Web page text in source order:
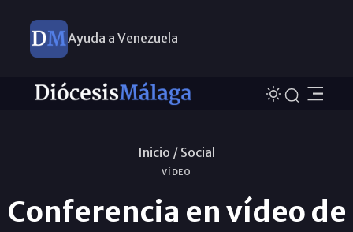
Ayuda a Venezuela
Inicio / Social
VÍDEO
Conferencia en vídeo de